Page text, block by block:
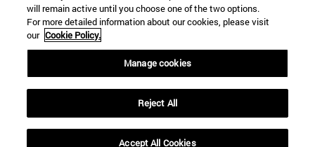
Información
TFNO +34 948 42 56 00
¿QUÉ GRADO TE INTERESA?
¿QUÉ MÁSTER TE INTERESA?
© Universidad de Navarra
Información legal
Accesibilidad
will remain active until you choose one of the two options.
For more detailed information about our cookies, please visit
our Cookie Policy.
Manage cookies
Reject All
Accept All Cookies